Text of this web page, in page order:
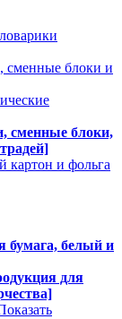
сменные блоки и
сменные блоки,
картон и фольга
бумага, белый и
для